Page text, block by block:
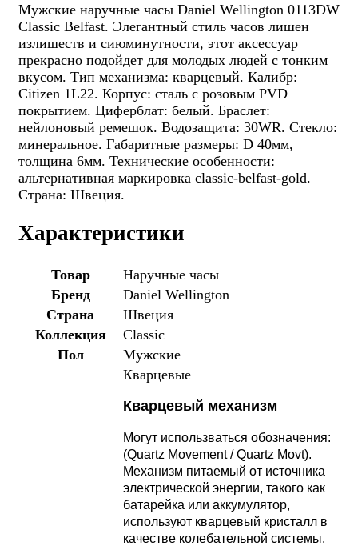
Мужские наручные часы Daniel Wellington 0113DW
Classic Belfast. Элегантный стиль часов лишен
излишеств и сиюминутности, этот аксессуар
прекрасно подойдет для молодых людей с тонким
вкусом. Тип механизма: кварцевый. Калибр:
Citizen 1L22. Корпус: сталь с розовым PVD
покрытием. Циферблат: белый. Браслет:
нейлоновый ремешок. Водозащита: 30WR. Стекло:
минеральное. Габаритные размеры: D 40мм,
толщина 6мм. Технические особенности:
альтернативная маркировка classic-belfast-gold.
Страна: Швеция.
Характеристики
Товар
Наручные часы
Бренд
Daniel Wellington
Страна
Швеция
Коллекция
Classic
Пол
Мужские
Кварцевые
Кварцевый механизм
Могут использваться обозначения:
(Quartz Movement / Quartz Movt).
Механизм питаемый от источника
электрической энергии, такого как
батарейка или аккумулятор,
используют кварцевый кристалл в
качестве колебательной системы.